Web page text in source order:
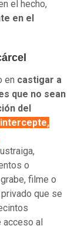
el hecho,
en el
en castigar a
que no sean
del
o
filme o
que se
al